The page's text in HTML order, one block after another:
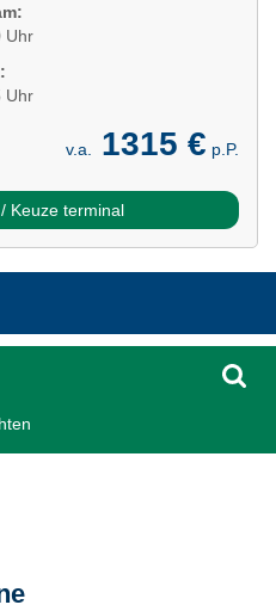
Uhr
Uhr
v.a. 1315 € p.P.
Keuze terminal